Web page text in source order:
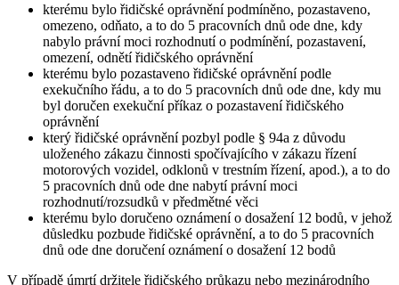
kterému bylo řidičské oprávnění podmíněno, pozastaveno,
omezeno, odňato, a to do 5 pracovních dnů ode dne, kdy
nabylo právní moci rozhodnutí o podmínění, pozastavení,
omezení, odnětí řidičského oprávnění
kterému bylo pozastaveno řidičské oprávnění podle
exekučního řádu, a to do 5 pracovních dnů ode dne, kdy mu
byl doručen exekuční příkaz o pozastavení řidičského
oprávnění
který řidičské oprávnění pozbyl podle § 94a z důvodu
uloženého zákazu činnosti spočívajícího v zákazu řízení
motorových vozidel, odklonů v trestním řízení, apod.), a to do
5 pracovních dnů ode dne nabytí právní moci
rozhodnutí/rozsudků v předmětné věci
kterému bylo doručeno oznámení o dosažení 12 bodů, v jehož
důsledku pozbude řidičské oprávnění, a to do 5 pracovních
dnů ode dne doručení oznámení o dosažení 12 bodů
V případě úmrtí držitele řidičského průkazu nebo mezinárodního